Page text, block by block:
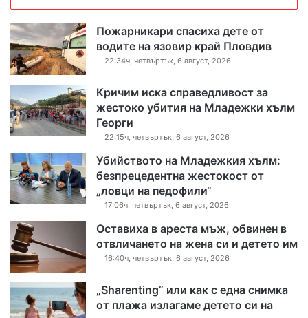
Пожарникари спасиха дете от
водите на язовир край Пловдив
22:34ч, четвъртък, 6 август, 2026
Кричим иска справедливост за
жестоко убития на Младежки хълм
Георги
22:15ч, четвъртък, 6 август, 2026
Убийството на Младежкия хълм:
безпрецедентна жестокост от
„ловци на педофили“
17:06ч, четвъртък, 6 август, 2026
Оставиха в ареста мъж, обвинен в
отвличането на жена си и детето им
16:40ч, четвъртък, 6 август, 2026
„Sharenting“ или как с една снимка
от плажа излагаме детето си на